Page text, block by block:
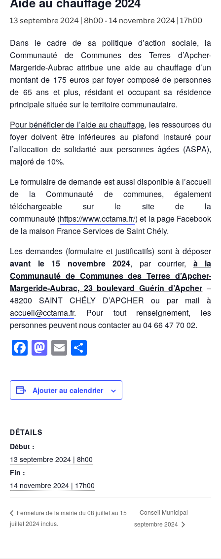
13 septembre 2024 | 8h00 - 14 novembre 2024 | 17h00
Dans le cadre de sa politique d’action sociale, la
Communauté de Communes des Terres d’Apcher-
Margeride-Aubrac attribue une aide au chauffage d’un
montant de 175 euros par foyer composé de personnes
de 65 ans et plus, résidant et occupant sa résidence
principale située sur le territoire communautaire.
Pour bénéficier de l’aide au chauffage, les ressources du
foyer doivent être inférieures au plafond instauré pour
l’allocation de solidarité aux personnes âgées (ASPA),
majoré de 10%.
Le formulaire de demande est aussi disponible à l’accueil
de la Communauté de communes, également
téléchargeable sur le site de la
communauté (https://www.cctama.fr/) et la page Facebook
de la maison France Services de Saint Chély.
Les demandes (formulaire et justificatifs) sont à déposer
avant le 15 novembre 2024, par courrier,
à la
Communauté de Communes des Terres d’Apcher-
Margeride-Aubrac, 23 boulevard Guérin d’Apcher –
48200 SAINT CHÉLY D’APCHER ou par mail à
accueil@cctama.fr. Pour tout renseignement, les
personnes peuvent nous contacter au 04 66 47 70 02.
F
a
c
e
o
o
k
M
a
st
o
E
m
ailta
g
Ajouter au calendrier
DÉTAILS
Début :
13 septembre 2024 | 8h00
Fin :
14 novembre 2024 | 17h00
Fermeture de la mairie du 08 juillet au 15
juillet 2024 inclus.
Conseil Municipal
septembre 2024